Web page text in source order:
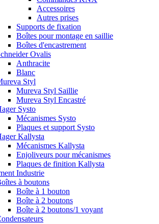
Accessoires
Autres prises
Supports de fixation
Boîtes pour montage en saillie
Boîtes d'encastrement
Ovalis
Anthracite
Blanc
Styl
Mureva Styl Saillie
Mureva Styl Encastré
Systo
Mécanismes Systo
Plaques et support Systo
Kallysta
Mécanismes Kallysta
Enjoliveurs pour mécanismes
Plaques de finition Kallysta
Industrie
à boutons
Boîte à 1 bouton
Boîte à 2 boutons
Boîte à 2 boutons/1 voyant